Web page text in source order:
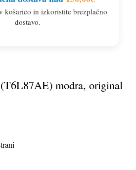
košarico in izkoristite brezplačno
dostavo.
modra, original